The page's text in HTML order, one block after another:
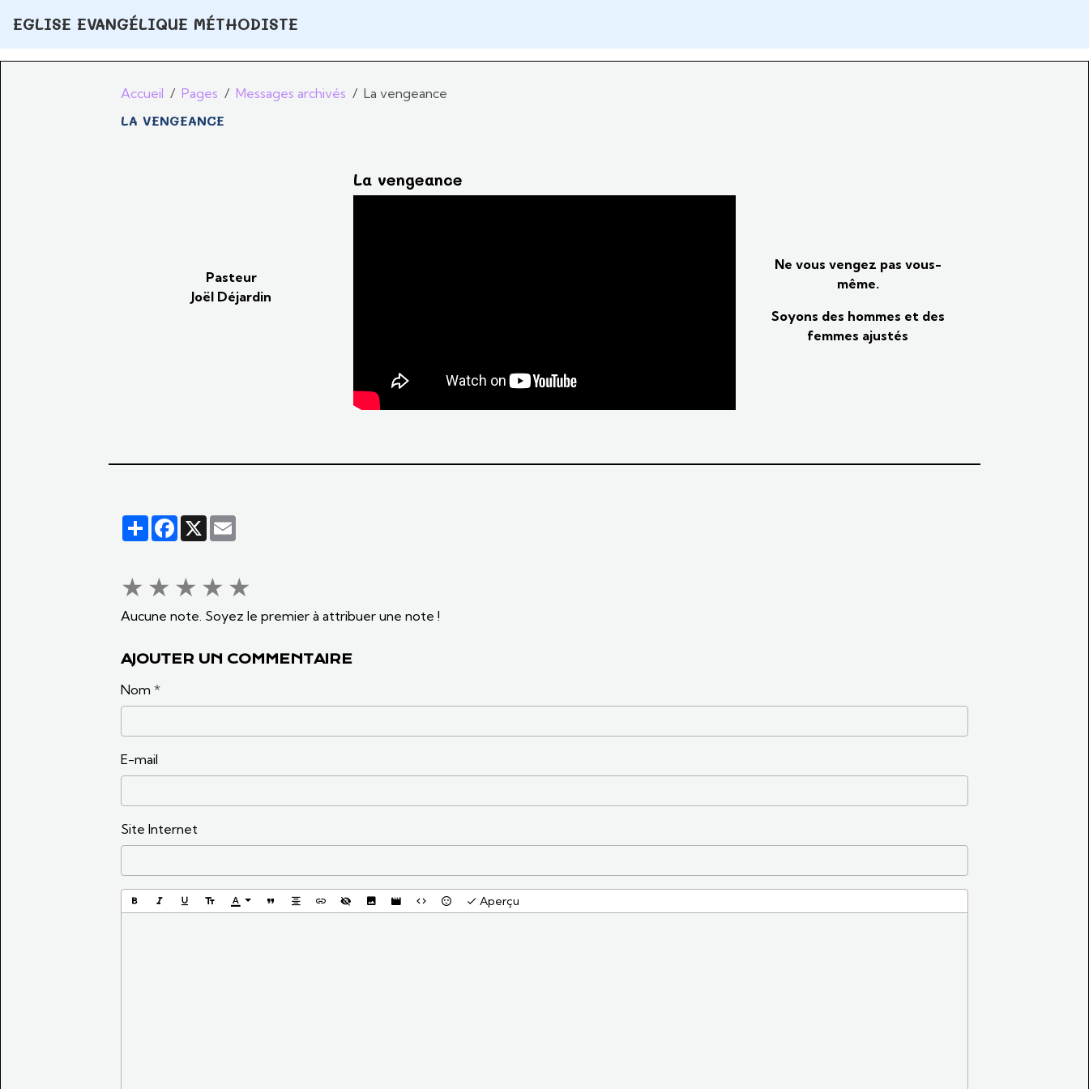
EGLISE EVANGÉLIQUE MÉTHODISTE
Accueil Pages Messages archivés La vengeance
LA VENGEANCE
Pasteur
Joël Déjardin
La vengeance
Ne vous vengez pas vous-
même.
Soyons des hommes et des
femmes ajustés
PartagerFacebook
X
★ ★ ★ ★ ★
Aucune note. Soyez le premier à attribuer une note !
AJOUTER UN COMMENTAIRE
Nom
E-mail
Site Internet
Aperçu